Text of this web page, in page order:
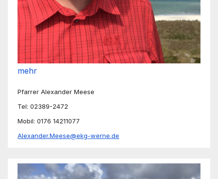
mehr
Pfarrer Alexander Meese
Tel: 02389-2472
Mobil: 0176 14211077
Alexander.Meese@ekg-werne.de